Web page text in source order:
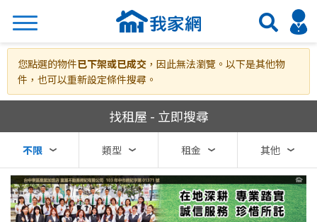
搜尋
縣市 區域
您點選的物件已下架或已成交 ，因此無法瀏覽。以下是其他物
件，也可以重新設定條件搜尋。
我家網房屋租賃
找租屋 - 立即搜尋
不限 類型 租金 其他